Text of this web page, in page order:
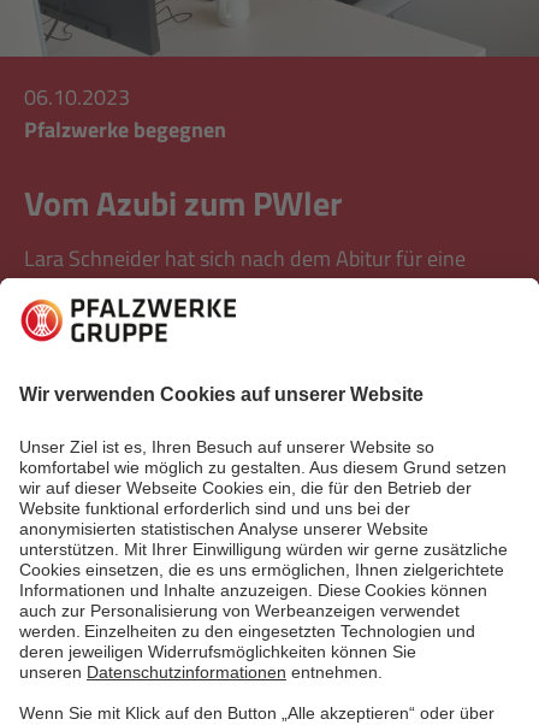
06.10.2023
Pfalzwerke begegnen
Vom Azubi zum PWler
Lara Schneider hat sich nach dem Abitur für eine
Ausbildung zur Industriekauffrau bei den Pfalzwerken
entschieden und arbeitet inzwischen als
Interview
Mehr lesen
Mehr lesen
Erste Seite
Vorherige1 2 3 4